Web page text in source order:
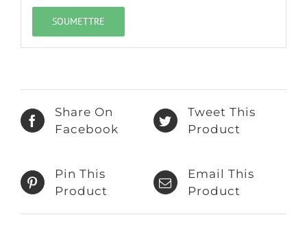
Share On
Facebook
Tweet This
Product
Pin This
Product
Email This
Product